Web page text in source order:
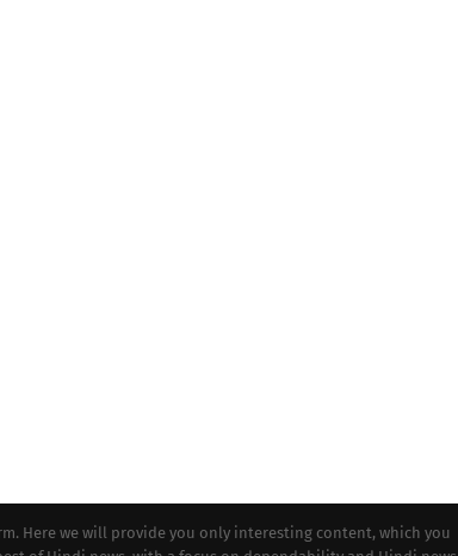
Here we will provide you only interesting content, which you